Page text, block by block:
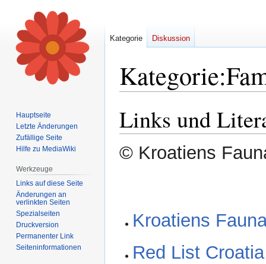
Kategorie:
Navigation
springen
Suche
springen
Links und
© Kroatiens
Kroatiens
Red List Croatia
Kategorie Diskussion
Hauptseite
Letzte Änderungen
Zufällige Seite
Hilfe zu MediaWiki
Werkzeuge
Links auf diese Seite
Änderungen an
verlinkten Seiten
Spezialseiten
Druckversion
Permanenter Link
Seiten­informationen